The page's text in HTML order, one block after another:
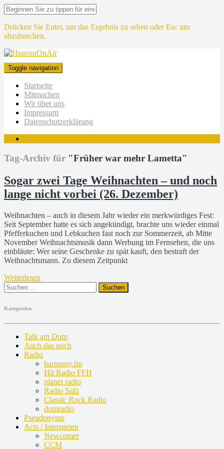
Drücken Sie Enter, um das Ergebnis zu sehen oder Esc um
abzubrechen.
Toggle navigation
Startseite
Mitmachen
Wir über uns
Impressum
Datenschutzerklärung
Tag-Archiv für "Früher war mehr Lametta"
Sogar zwei Tage Weihnachten – und noch
lange nicht vorbei (26. Dezember)
Weihnachten – auch in diesem Jahr wieder ein merkwürdiges Fest:
Seit September hatte es sich angekündigt, brachte uns wieder einmal
Pfefferkuchen und Lebkuchen fast noch zur Sommerzeit, ab Mitte
November Weihnachtsmusik dann Werbung im Fernsehen, die uns
einbläute: Wer seine Geschenke zu spät kauft, den bestraft der
Weihnachtsmann. Zu diesem Zeitpunkt
Weiterlesen
Suchen
nach:
Kategorien
Talk am Dom
Auch das noch
Radio
harmony.fm
Hit Radio FFH
planet radio
Radio Salü
Classic Rock Radio
domradio
Pseudonyme
Acts / Interpreten
Newcomer
CCM